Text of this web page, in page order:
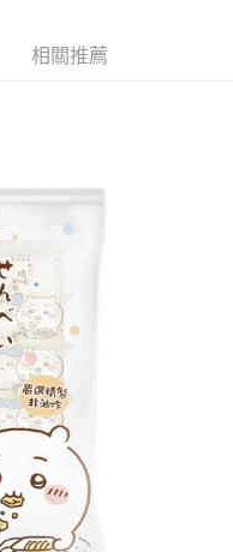
但若您需要取消訂單，請聯絡
視為有效，需透過AFTEE先享
先享後付」服務完成之交
並將交易相關給付款項請求債
：
監護人之同意方可使用
之損失，本公司不負相關責
帳號之用戶狀況，依本公司即
之情形，本公司將視審查結果
冊。若發現惡意使用之情形，
用額度並採取法律行動。
相關推薦